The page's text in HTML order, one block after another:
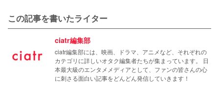
この記事を書いたライター
ciatr編集部
ciatr編集部には、映画、ドラマ、アニメなど、それぞれの
カテゴリに詳しいオタク編集者たちが集まっています。 日
本最大級のエンタメメディアとして、ファンの皆さんの心
に刺さる面白い記事をどんどん発信していきます！